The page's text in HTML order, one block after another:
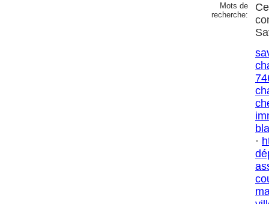
Mots de
recherche:
·